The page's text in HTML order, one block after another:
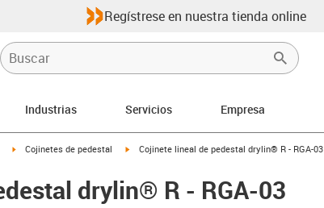
Regístrese en nuestra tienda online
Industrias Servicios Empresa
igus-icon-arrow-right
Cojinetes de pedestal igus-icon-arrow-right
Cojinete lineal de pedestal drylin® R - RGA-03
drylin® R - RGA-03